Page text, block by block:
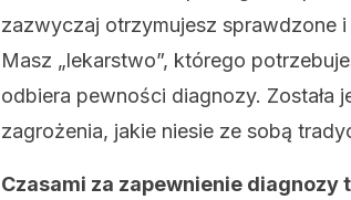
zazwyczaj otrzymujesz sprawdzone
Masz „lekarstwo”, którego
odbiera pewności diagnozy. Została
zagrożenia, jakie niesie ze sobą
Czasami za zapewnienie diagnozy